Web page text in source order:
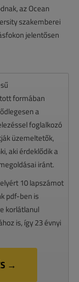
az Ocean
szakemberei
jelentősen
formában
a
foglalkozó
üzemeltetők,
aki érdeklődik a
iránt.
10 lapszámot
pdf-ben is
korlátlanul
is, így 23 évnyi
→